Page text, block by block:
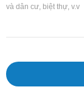
và dân cư, biệt thự, v.v